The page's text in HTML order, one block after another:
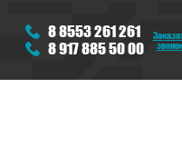
8 8553 261 261
8 917 885 50 00